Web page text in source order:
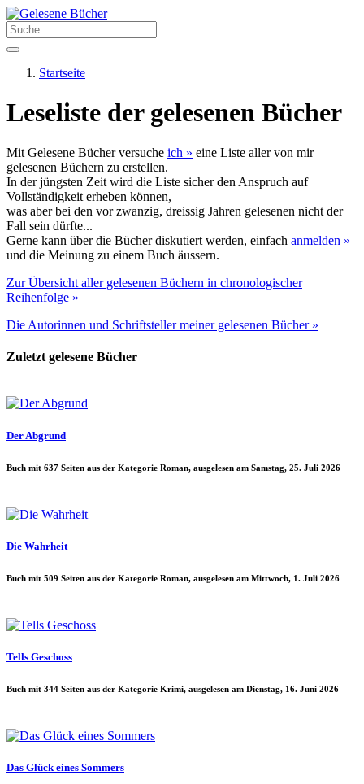
Startseite
Leseliste der gelesenen Bücher
Mit Gelesene Bücherversuche ich » eine Liste aller von mir
gelesenen Büchern zu erstellen.
In der jüngsten Zeit wird die Liste sicher den Anspruch auf
Vollständigkeit erheben können,
was aber bei den vor zwanzig, dreissig Jahren gelesenen nicht der
Fall sein dürfte...
Gerne kann über die Bücher diskutiert werden, einfach anmelden »
und die Meinung zu einem Buch äussern.
Zur Übersicht aller gelesenen Büchern in chronologischer
Reihenfolge »
Die Autorinnen und Schriftsteller meiner gelesenen Bücher »
Zuletzt gelesene Bücher
Der Abgrund
Buch mit 637 Seiten aus der Kategorie Roman, ausgelesen am Samstag, 25. Juli 2026
Die Wahrheit
Buch mit 509 Seiten aus der Kategorie Roman, ausgelesen am Mittwoch, 1. Juli 2026
Tells Geschoss
Buch mit 344 Seiten aus der Kategorie Krimi, ausgelesen am Dienstag, 16. Juni 2026
Das Glück eines Sommers